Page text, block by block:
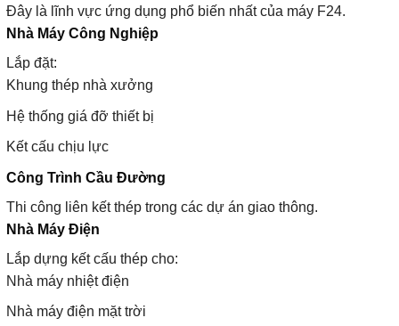
Đây là lĩnh vực ứng dụng phổ biến nhất của máy F24.
Nhà Máy Công Nghiệp
Lắp đặt:
Khung thép nhà xưởng
Hệ thống giá đỡ thiết bị
Kết cấu chịu lực
Công Trình Cầu Đường
Thi công liên kết thép trong các dự án giao thông.
Nhà Máy Điện
Lắp dựng kết cấu thép cho:
Nhà máy nhiệt điện
Nhà máy điện mặt trời